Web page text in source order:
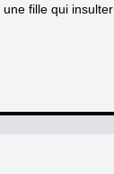
fille qui insulter